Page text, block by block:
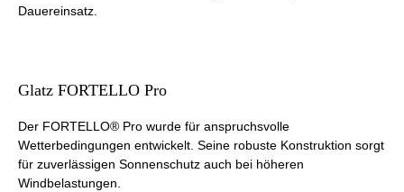
Dauereinsatz.
Glatz FORTELLO Pro
Der FORTELLO® Pro wurde für anspruchsvolle
Wetterbedingungen entwickelt. Seine robuste Konstruktion sorgt
für zuverlässigen Sonnenschutz auch bei höheren
Windbelastungen.